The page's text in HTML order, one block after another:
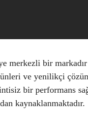
merkezli bir
ve yenilikçi
bir performans
kaynaklanmaktadır.